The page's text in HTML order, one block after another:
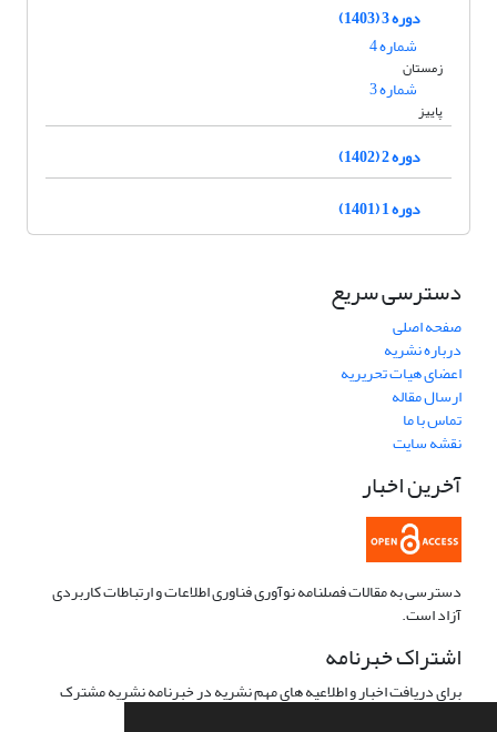
دوره 3 (1403)
شماره 4
زمستان
شماره 3
پاییز
دوره 2 (1402)
دوره 1 (1401)
دسترسی سریع
صفحه اصلی
درباره نشریه
اعضای هیات تحریریه
ارسال مقاله
تماس با ما
نقشه سایت
آخرین اخبار
دسترسی به مقالات فصلنامه نوآوری فناوری اطلاعات و ارتباطات کاربردی
آزاد است.
اشتراک خبرنامه
برای دریافت اخبار و اطلاعیه های مهم نشریه در خبرنامه نشریه مشترک